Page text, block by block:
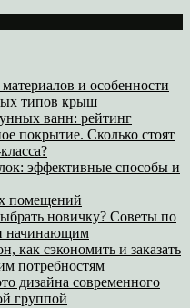
и особенности
типов крыш
ванн: рейтинг
покрытие. Сколько стоят
эффективные способы и
помещений
новичку? Советы по
начинающим
сэкономить и заказать
потребностям
дизайна современного
группой